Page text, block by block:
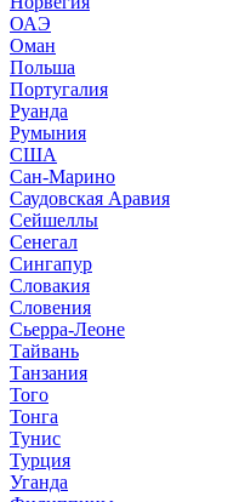
ОАЭ
Оман
Польша
Португалия
Руанда
Румыния
США
Сан-Марино
Саудовская Аравия
Сейшеллы
Сенегал
Сингапур
Словакия
Словения
Сьерра-Леоне
Тайвань
Танзания
Того
Тонга
Тунис
Турция
Уганда